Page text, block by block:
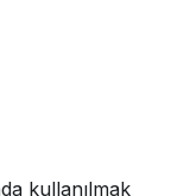
kullanılmak